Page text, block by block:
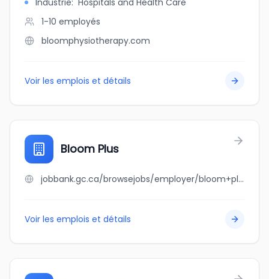
Industrie: Hospitals and Health Care
1-10 employés
bloomphysiotherapy.com
Voir les emplois et détails
Bloom Plus
jobbank.gc.ca/browsejobs/employer/bloom+plus/ca
Voir les emplois et détails